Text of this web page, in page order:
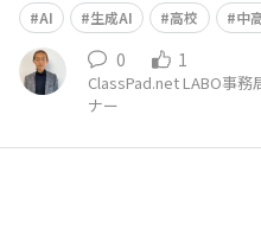
ディア教育研究室代表理事
員の今度珠美先生をお迎え
報収集・リテラシー・活用
AI
生成AI 高校 中
0 1
ClassPad.net LABO事
ナー